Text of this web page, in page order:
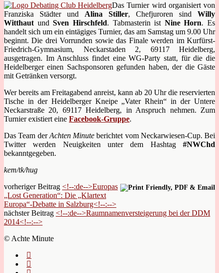
Das Turnier wird organisiert von
Franziska Städter und Alina Stiller, Chefjuroren sind Willy
Witthaut undSven Hirschfeld. Tabmasterin ist Nine Horn. Es
handelt sich um ein eintägiges Turnier, das am Samstag um 9.00 Uhr
beginnt. Die drei Vorrunden sowie das Finale werden im Kurfürst-
Friedrich-Gymnasium, Neckarstaden 2, 69117 Heidelberg,
ausgetragen. Im Anschluss findet eine WG-Party statt, für die die
Heidelberger einen Sachsponsoren gefunden haben, der die Gäste
mit Getränken versorgt.
Wer bereits am Freitagabend anreist, kann ab 20 Uhr die reservierten
Tische in der Heidelberger Kneipe „Vater Rhein“ in der Untere
Neckarstraße 20, 69117 Heidelberg, in Anspruch nehmen. Zum
Turnier existiert eine Facebook-Gruppe.
Das Team derAchten Minute berichtet vom Neckarwiesen-Cup. Bei
Twitter werden Neuigkeiten unter dem Hashtag #NWChd
bekanntgegeben.
kem/tk/hug
vorheriger Beitrag <!--:de-->Europas
„Lost Generation“: Die „Klartext
Europa“-Debatte in Salzburg<!--:-->
nächster Beitrag <!--:de-->Raumnamenversteigerung bei der DDM
2014<!--:-->
© Achte Minute